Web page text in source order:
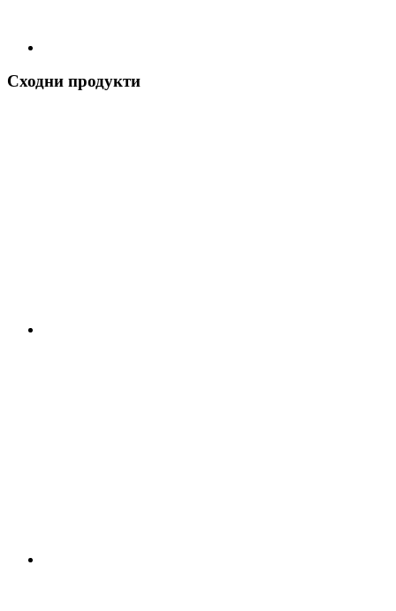
Сходни продукти